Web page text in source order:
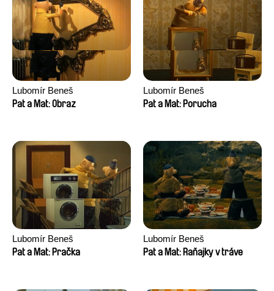
Lubomír Beneš
Pat a Mat: Obraz
Lubomír Beneš
Pat a Mat: Porucha
Lubomír Beneš
Pat a Mat: Pračka
Lubomír Beneš
Pat a Mat: Raňajky v tráve